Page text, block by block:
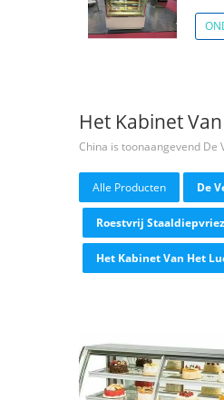
Het Kabinet
China is toonaangevend
Alle Producten De
Roestvrij
Het Kabinet Van Het